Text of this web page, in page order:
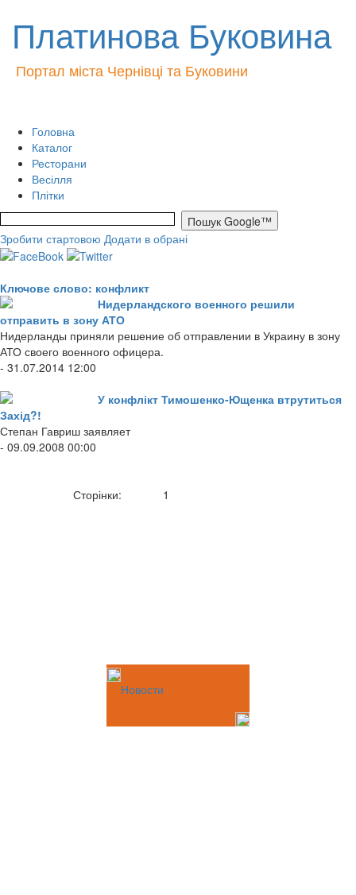
Платинова Буковина
Портал міста Чернівці та Буковини
Головна
Каталог
Ресторани
Весілля
Плітки
Зробити стартовою Додати в обрані
Ключове слово: конфликт
Нидерландского военного решили
отправить в зону АТО
Нидерланды приняли решение об отправлении в Украину в зону
АТО своего военного офицера.
- 31.07.2014 12:00
У конфлікт Тимошенко-Ющенка втрутиться
Захід?!
Степан Гавриш заявляет
- 09.09.2008 00:00
Сторінки: 1
Новости